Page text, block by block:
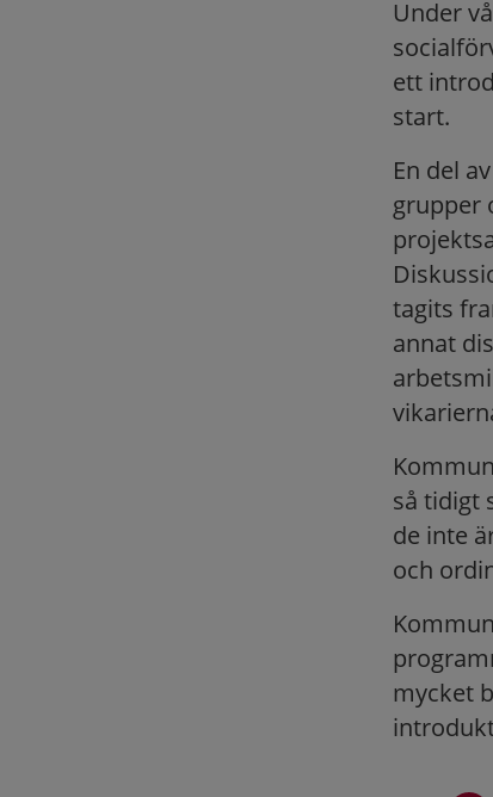
Under
ett
start.
En del
grupper
tagits
annat
så tidigt
de inte
och
mycket